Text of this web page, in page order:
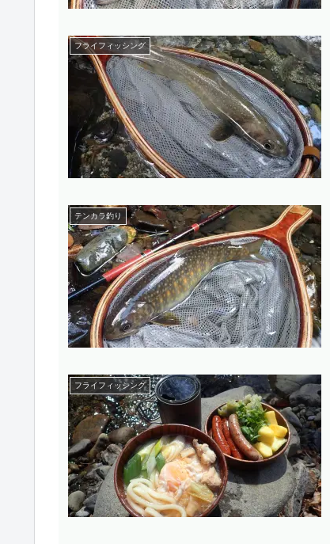
フライフィッシング
テンカラ釣り
フライフィッシング